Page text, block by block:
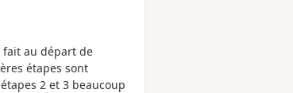
fait au départ de
étapes sont
2 et 3 beaucoup